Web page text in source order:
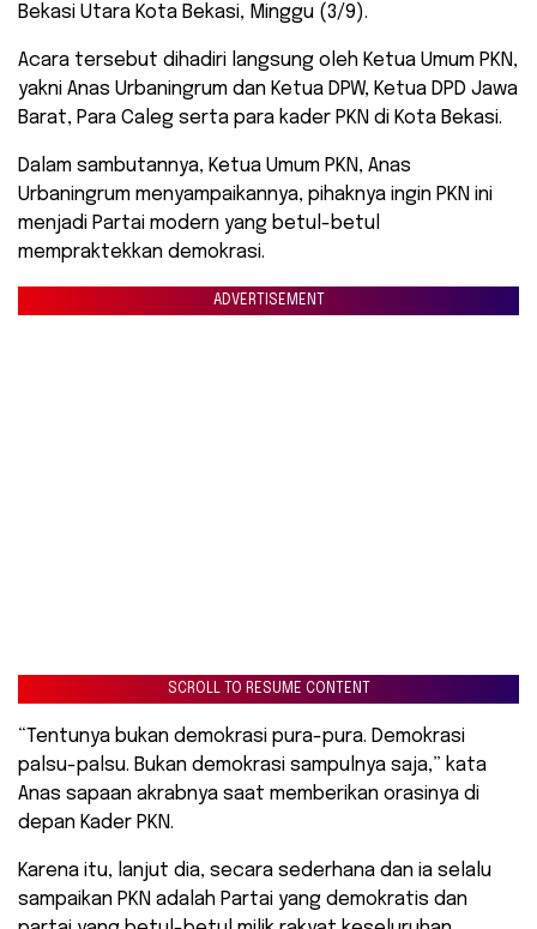
Bekasi Utara Kota Bekasi, Minggu (3/9).
Acara tersebut dihadiri langsung oleh Ketua Umum PKN,
yakni Anas Urbaningrum dan Ketua DPW, Ketua DPD Jawa
Barat, Para Caleg serta para kader PKN di Kota Bekasi.
Dalam sambutannya, Ketua Umum PKN, Anas
Urbaningrum menyampaikannya, pihaknya ingin PKN ini
menjadi Partai modern yang betul-betul
mempraktekkan demokrasi.
ADVERTISEMENT
SCROLL TO RESUME CONTENT
“Tentunya bukan demokrasi pura-pura. Demokrasi
palsu-palsu. Bukan demokrasi sampulnya saja,” kata
Anas sapaan akrabnya saat memberikan orasinya di
depan Kader PKN.
Karena itu, lanjut dia, secara sederhana dan ia selalu
sampaikan PKN adalah Partai yang demokratis dan